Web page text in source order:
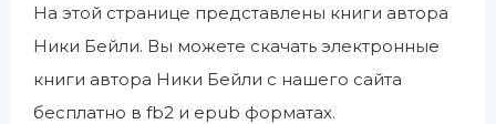
На этой странице представлены книги автора
Ники Бейли. Вы можете скачать электронные
книги автора Ники Бейли с нашего сайта
бесплатно в fb2 и epub форматах.